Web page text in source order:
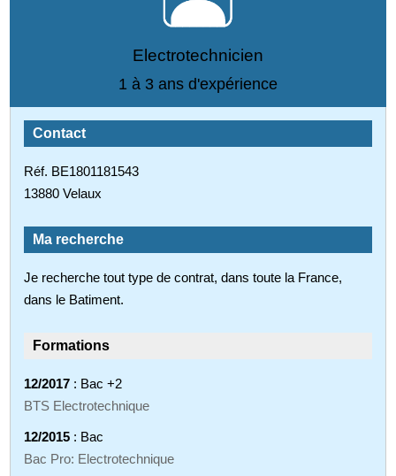
Electrotechnicien
1 à 3 ans d'expérience
Contact
Réf. BE1801181543
13880 Velaux
Ma recherche
Je recherche tout type de contrat, dans toute la France,
dans le Batiment.
Formations
12/2017 : Bac +2
BTS Electrotechnique
12/2015 : Bac
Bac Pro: Electrotechnique